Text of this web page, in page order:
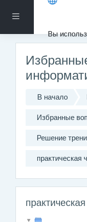
Боковая панель
Вы
Перейти к основному
В начало
Избранные
Решение
практическая